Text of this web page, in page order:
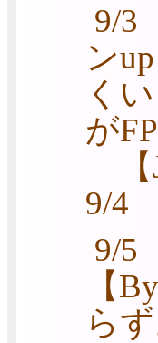
9/3
ン
く
が
【
9/4
9/5
【
ら